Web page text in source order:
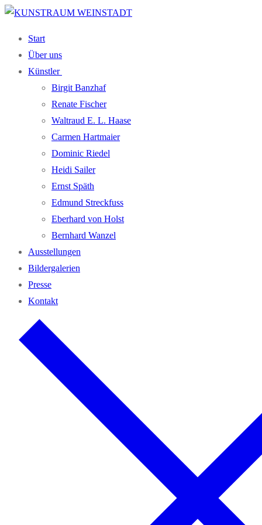
Zum
springen
Menü
Schließen
Start
Über uns
Künst­ler
Bir­git Banzhaf
Rena­te Fischer
Wal­traud E. L. Haase
Car­men Hartmaier
Domi­nic Riedel
Hei­di Sailer
Ernst Späth
Edmund Streck­fuss
Eber­hard von Holst
Bern­hard Wanzel
Aus­stel­lun­gen
Bil­der­ga­le­rien
Pres­se
Kon­takt